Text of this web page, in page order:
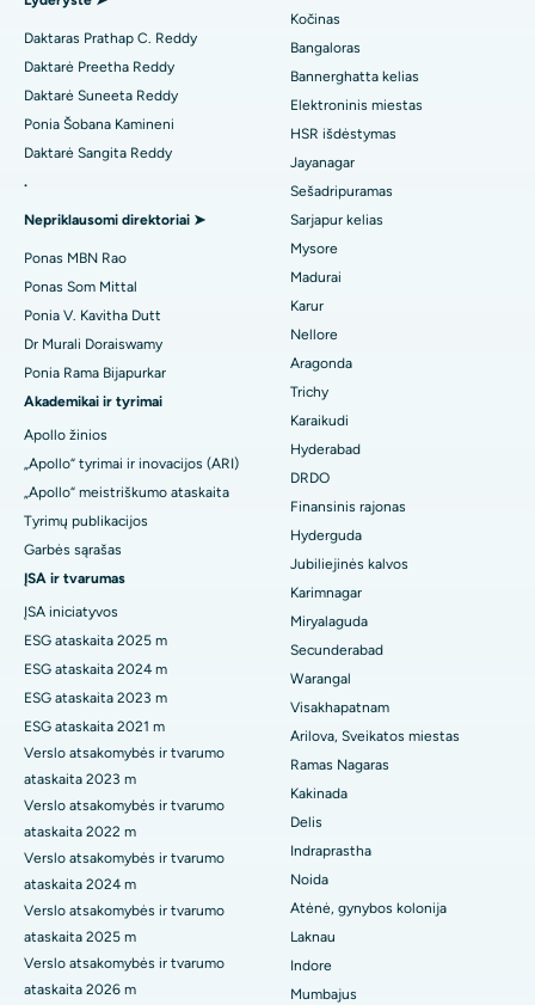
Rasti diabetologą
Rasti ginekologą
Rasti bendrosios praktikos gydytoją
Rasti psichologą
Rasti bendrosios praktikos chirurgą
Geriausia ligoninė Kanpur Road, Laknau
Geriausia ligoninė 26 sektoriuje, Noidoje
Geriausia ligoninė Gandhinagare, Ahmedabade
Geriausia ligoninė Aragondoje, Andhra Pradeše
Geriausia ligoninė Bannerghatta Road, Bangalore
Geriausia ligoninė 15-ajame skyriuje, Bhubanešvare
Geriausia ligoninė Seepat Road, Bilaspur
Geriausia ligoninė Ellisbridge mieste, Ahmedabade
Geriausia ligoninė Naujajame Delyje
Geriausia ligoninė DRDO, Haidarabade
Geriausia ligoninė GS Road, Guwahati
Geriausia ligoninė Hydergudoje, Hyderabade
Geriausia ligoninė Vijay Nagare, Indore
Geriausia ligoninė Suryaraopeta Main Road, Kakinada
Geriausia ligoninė Canal Circular Road, Kolkata
Geriausia ligoninė CBD Belapure, Navi Mumbajuje
Geriausia ligoninė Pančavatyje, Našike
Geriausia ligoninė Secunderabade, Haidarabade
Geriausia ligoninė Seshadripurame, Bangalore
Geriausia ligoninė Waltair Main Road, Visakhapatnam
Geriausia ligoninė Subhash Nagar Road, Karimnagar
Minimaliai invazinė širdies chirurgija
Kateterio abliacija
ACL rekonstrukcinė chirurgija
Endometriumo abliacija
Gimdos arterijų embolizacija
Kiaušidžių cistektomija
Krūties vėžio chirurgija
kolonoskopija
Polypectomy
Gili smegenų stimuliacija
Peritoninė dializė
Inkstų biopsija
Paratiroidektomija
Citoredukcinė chirurgija
Keraminis viso kelio pakeitimas
ERCP
Daktaras Prathap C. Reddy
Daktarė Preetha Reddy
Daktarė Suneeta Reddy
Ponia Šobana Kamineni
Daktarė Sangita Reddy
.
Nepriklausomi direktoriai ➤
Ponas MBN Rao
Ponas Som Mittal
Ponia V. Kavitha Dutt
Dr Murali Doraiswamy
Ponia Rama Bijapurkar
Akademikai ir tyrimai
Apollo žinios
„Apollo“ tyrimai ir inovacijos (ARI)
„Apollo“ meistriškumo ataskaita
Tyrimų publikacijos
Garbės sąrašas
ĮSA ir tvarumas
ĮSA iniciatyvos
ESG ataskaita 2025 m
ESG ataskaita 2024 m
ESG ataskaita 2023 m
ESG ataskaita 2021 m
Verslo atsakomybės ir tvarumo
ataskaita 2023 m
Verslo atsakomybės ir tvarumo
ataskaita 2022 m
Verslo atsakomybės ir tvarumo
ataskaita 2024 m
Verslo atsakomybės ir tvarumo
ataskaita 2025 m
Verslo atsakomybės ir tvarumo
ataskaita 2026 m
Kočinas
Bangaloras
Bannerghatta kelias
Elektroninis miestas
HSR išdėstymas
Jayanagar
Sešadripuramas
Sarjapur kelias
Mysore
Madurai
Karur
Nellore
Aragonda
Trichy
Karaikudi
Hyderabad
DRDO
Finansinis rajonas
Hyderguda
Jubiliejinės kalvos
Karimnagar
Miryalaguda
Secunderabad
Warangal
Visakhapatnam
Arilova, Sveikatos miestas
Ramas Nagaras
Kakinada
Delis
Indraprastha
Noida
Atėnė, gynybos kolonija
Laknau
Indore
Mumbajus